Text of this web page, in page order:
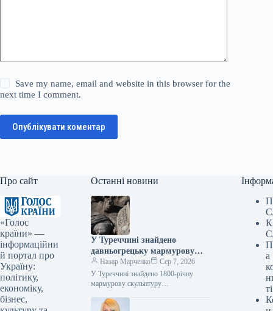
Save my name, email and website in this browser for the
next time I comment.
Опублікувати коментар
Про сайт
«Голос
країни» —
інформаційни
й портал про
Україну:
політику,
економіку,
бізнес,
Останні новини
У Туреччині знайдено
давньогрецьку мармурову
статую бога лікування, вік
якої становить 1800 років.
Назар Марченко
Сер 7, 2026
У Туреччині знайдено 1800-річну
мармурову скульптуру
07.08.2026 16:02 Укрінформ У
а
ті